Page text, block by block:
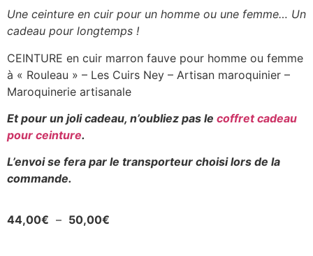
Une ceinture en cuir pour un homme ou une femme… Un
cadeau pour longtemps !
CEINTURE en cuir marron fauve pour homme ou femme
à « Rouleau » – Les Cuirs Ney – Artisan maroquinier –
Maroquinerie artisanale
Et pour un joli cadeau, n’oubliez pas le coffret cadeau
pour ceinture.
L’envoi se fera par le transporteur choisi lors de la
commande.
44,00€ – 50,00€